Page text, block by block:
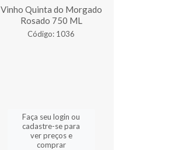
Vinho Quinta do Morgado
Rosado 750 ML
Código: 1036
Faça seu login ou
cadastre-se para
ver preços e
comprar